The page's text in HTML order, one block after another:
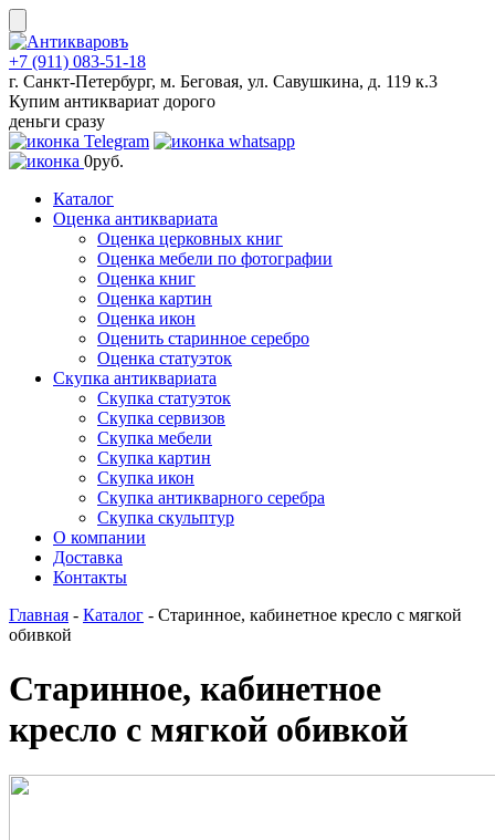
Skip
to
content
+7 (911) 083-51-18
г. Санкт-Петербург, м. Беговая, ул. Савушкина, д. 119 к.3
Купим антиквариат дорого
деньги сразу
0руб.
Каталог
Оценка антиквариата
Оценка церковных книг
Оценка мебели по фотографии
Оценка книг
Оценка картин
Оценка икон
Оценить старинное серебро
Оценка статуэток
Скупка антиквариата
Скупка статуэток
Скупка сервизов
Скупка мебели
Скупка картин
Скупка икон
Скупка антикварного серебра
Скупка скульптур
О компании
Доставка
Контакты
Главная - Каталог - Старинное, кабинетное кресло с мягкой
обивкой
Старинное, кабинетное
кресло с мягкой обивкой